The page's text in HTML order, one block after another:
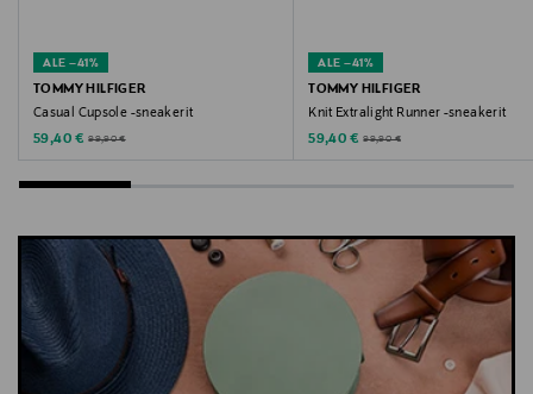
ALE –41%
TOMMY HILFIGER
Casual Cupsole -sneakerit
Discounted Price
59,40 € Original Price
99,90 €
ALE –41%
TOMMY HILFIGER
Knit Extralight Runner -sneakerit
Discounted Price
59,40 € Original Price
99,90 €